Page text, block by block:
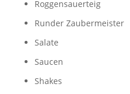
Roggensauerteig
Runder Zaubermeister
Salate
Saucen
Shakes